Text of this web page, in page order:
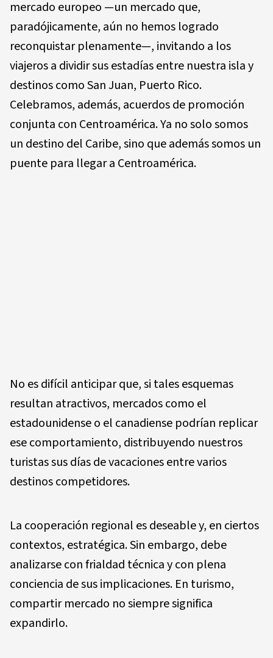
mercado europeo —un mercado que,
paradójicamente, aún no hemos logrado
reconquistar plenamente—, invitando a los
viajeros a dividir sus estadías entre nuestra isla y
destinos como San Juan, Puerto Rico.
Celebramos, además, acuerdos de promoción
conjunta con Centroamérica. Ya no solo somos
un destino del Caribe, sino que además somos un
puente para llegar a Centroamérica.
No es difícil anticipar que, si tales esquemas
resultan atractivos, mercados como el
estadounidense o el canadiense podrían replicar
ese comportamiento, distribuyendo nuestros
turistas sus días de vacaciones entre varios
destinos competidores.
La cooperación regional es deseable y, en ciertos
contextos, estratégica. Sin embargo, debe
analizarse con frialdad técnica y con plena
conciencia de sus implicaciones. En turismo,
compartir mercado no siempre significa
expandirlo.